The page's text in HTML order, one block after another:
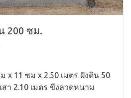
200 ซม.
x 11 ซม x 2.50 เมตร ฝังดิน 50
า 2.10 เมตร ขึงลวดหนาม